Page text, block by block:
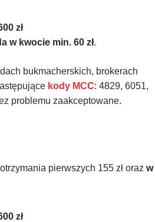
zł
w kwocie min. 60 zł.
bukmacherskich, brokerach
kody MCC: 4829, 6051,
problemu zaakceptowane.
pierwszych 155 zł oraz w
zł